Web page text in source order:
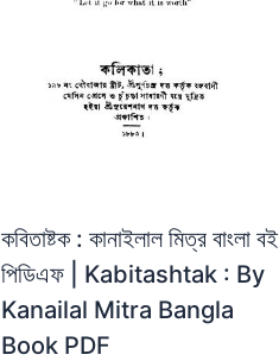
কবিতাষ্টক : কানাইলাল মিত্র বাংলা বই
পিডিএফ | Kabitashtak : By
Kanailal Mitra Bangla
Book PDF